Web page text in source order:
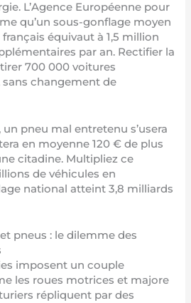
L’Agence Européenne pour
qu’un sous-gonflage moyen
équivaut à 1,5 million
par an. Rectifier la
700 000 voitures
changement de
pneu mal entretenu s’usera
en moyenne 120 € de plus
citadine. Multipliez ce
de véhicules en
national atteint 3,8 milliards
pneus : le dilemme des
imposent un couple
les roues motrices et majore
répliquent par des